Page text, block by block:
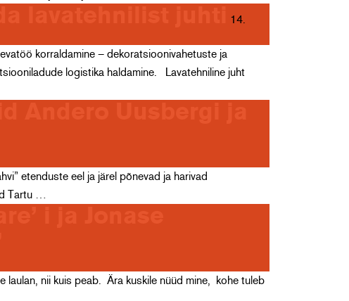
14.
korraldamine – dekoratsioonivahetuste ja
logistika haldamine. Lavatehniline juht
etenduste eel ja järel põnevad ja harivad
Tartu …
nii kuis peab. Ära kuskile nüüd mine, kohe tuleb